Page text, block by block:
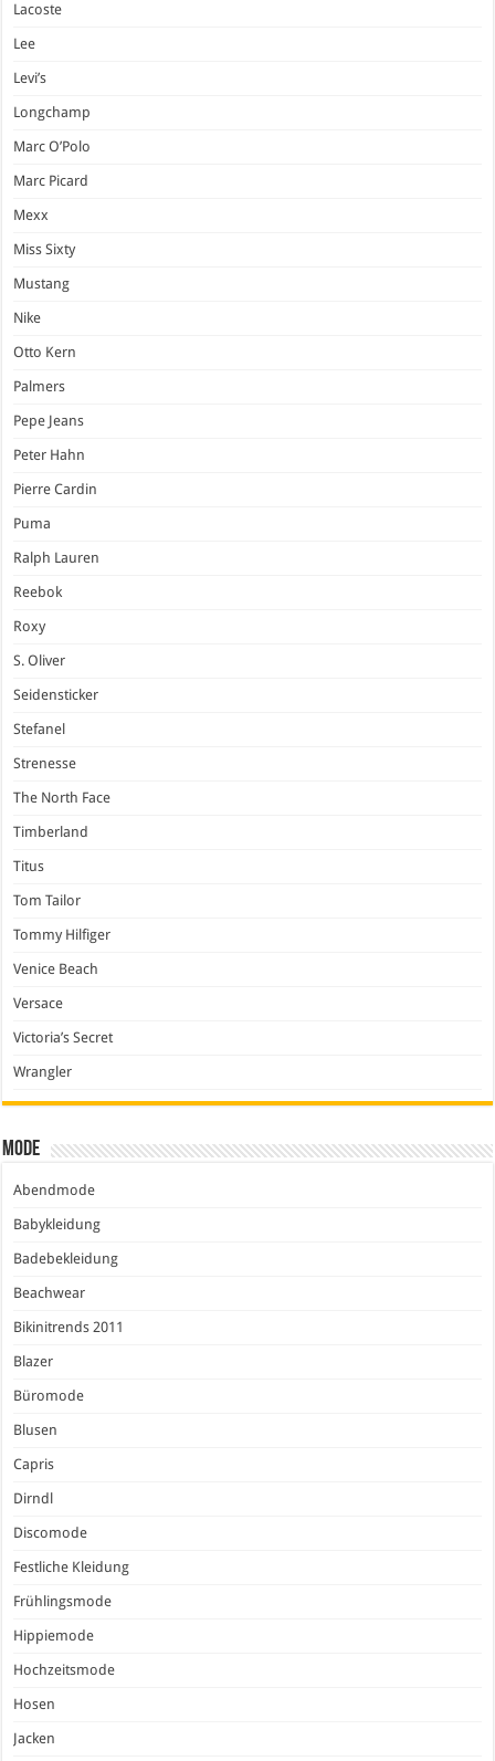
Lacoste
Lee
Levi’s
Longchamp
Marc O’Polo
Marc Picard
Mexx
Miss Sixty
Mustang
Nike
Otto Kern
Palmers
Pepe Jeans
Peter Hahn
Pierre Cardin
Puma
Ralph Lauren
Reebok
Roxy
S. Oliver
Seidensticker
Stefanel
Strenesse
The North Face
Timberland
Titus
Tom Tailor
Tommy Hilfiger
Venice Beach
Versace
Victoria’s Secret
Wrangler
Mode
Abendmode
Babykleidung
Badebekleidung
Beachwear
Bikinitrends 2011
Blazer
Büromode
Blusen
Capris
Dirndl
Discomode
Festliche Kleidung
Frühlingsmode
Hippiemode
Hochzeitsmode
Hosen
Jacken